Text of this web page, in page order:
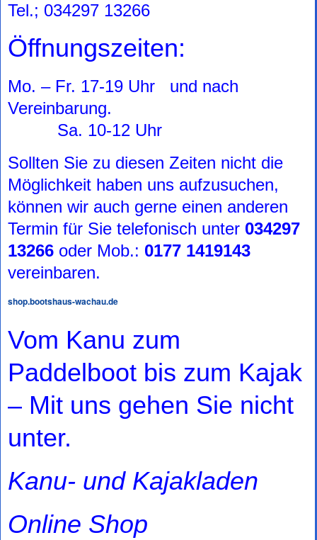
Tel.; 034297 13266
Öffnungszeiten:
Mo. – Fr. 17-19 Uhr und nach
Vereinbarung.
Sa. 10-12 Uhr
Sollten Sie zu diesen Zeiten nicht die
Möglichkeit haben uns aufzusuchen,
können wir auch gerne einen anderen
Termin für Sie telefonisch unter 034297
13266oder Mob.: 0177 1419143
vereinbaren.
shop.bootshaus-wachau.de
Vom Kanu zum
Paddelboot bis zum Kajak
– Mit uns gehen Sie nicht
unter.
Kanu- und Kajakladen
Online Shop